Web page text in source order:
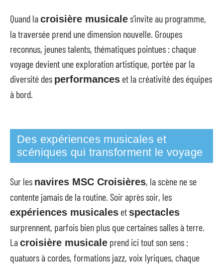
Quand lacroisière musicales’invite au programme,
la traversée prend une dimension nouvelle. Groupes
reconnus, jeunes talents, thématiques pointues : chaque
voyage devient une exploration artistique, portée par la
diversité des performances et la créativité des équipes
à bord.
Des expériences musicales et
scéniques qui transforment le voyage
Sur les navires MSC Croisières, la scène ne se
contente jamais de la routine. Soir après soir, les
expériences musicales et spectacles
surprennent, parfois bien plus que certaines salles à terre.
Lacroisière musicale prend ici tout son sens :
quatuors à cordes, formations jazz, voix lyriques, chaque